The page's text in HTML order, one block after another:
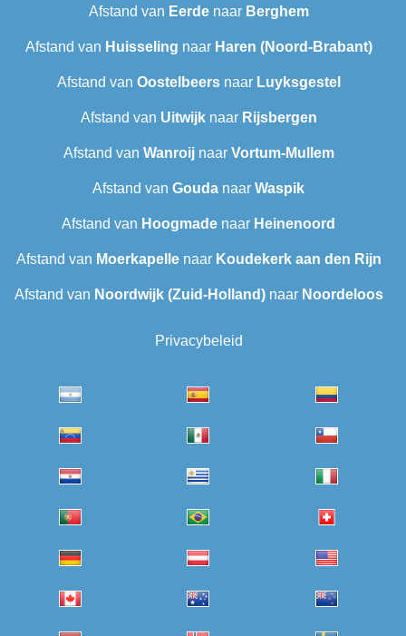
Afstand van Eerdenaar Berghem
Afstand van Huisseling naar Haren (Noord-Brabant)
Afstand van Oostelbeersnaar Luyksgestel
Afstand van Uitwijknaar Rijsbergen
Afstand van Wanroijnaar Vortum-Mullem
Afstand van Gouda naar Waspik
Afstand van Hoogmade naar Heinenoord
Afstand van Moerkapellenaar Koudekerk aan den Rijn
Afstand van Noordwijk (Zuid-Holland)naar Noordeloos
Privacybeleid